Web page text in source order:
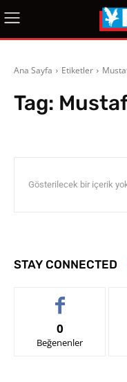
Ana Sayfa Etiketler
Tag:
Gösterilecek bir içerik
STAY CONNECTED
0
Beğenenler